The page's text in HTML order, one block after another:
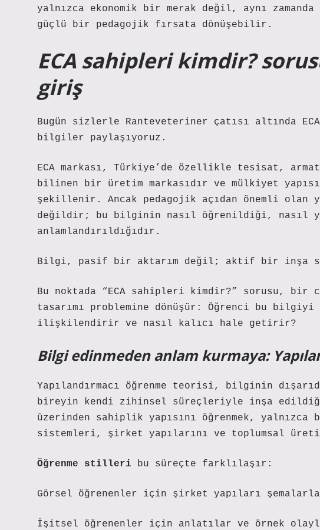
yalnızca ekonomik bir merak değil, aynı
güçlü bir pedagojik fırsata dönüşebilir.
ECA sahipleri kimdir?
giriş
Bugün sizlerle Ranteveteriner çatısı altında
bilgiler paylaşıyoruz.
ECA markası, Türkiye’de özellikle tesisat,
bilinen bir üretim markasıdır ve mülkiyet yapısı
şekillenir. Ancak pedagojik açıdan önemli olan
değildir; bu bilginin nasıl öğrenildiği, nasıl
anlamlandırıldığıdır.
Bilgi, pasif bir aktarım değil; aktif bir inşa
Bu noktada “ECA sahipleri kimdir?” sorusu, bir
tasarımı problemine dönüşür: Öğrenci bu
ilişkilendirir ve nasıl kalıcı hale getirir?
Bilgi edinmeden anlam kurmaya:
Yapılandırmacı öğrenme teorisi, bilginin
bireyin kendi zihinsel süreçleriyle inşa
üzerinden sahiplik yapısını öğrenmek,
sistemleri, şirket yapılarını ve toplumsal
Öğrenme stilleri bu süreçte farklılaşır:
Görsel öğrenenler için şirket yapıları şemalarla
İşitsel öğrenenler için anlatılar ve örnek